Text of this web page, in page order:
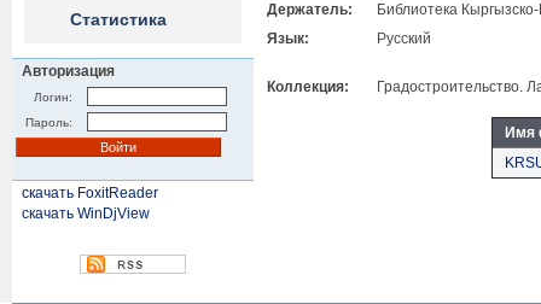
Статистика
Авторизация
Логин:
Пароль:
скачать FoxitReader
скачать WinDjView
Держатель:
Библиотека
Язык:
Русский
Коллекция: Градостроительство.
Имя